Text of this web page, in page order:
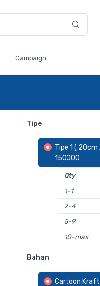
Campaign
Tipe
Tipe 1 (
150000
Qty
1-1
2-4
5-9
10-max
Bahan
Cartoon